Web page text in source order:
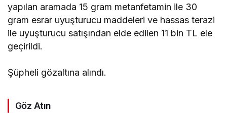
yapılan aramada 15 gram metanfetamin ile 30
gram esrar uyuşturucu maddeleri ve hassas terazi
ile uyuşturucu satışından elde edilen 11 bin TL ele
geçirildi.
Şüpheli gözaltına alındı.
Göz Atın